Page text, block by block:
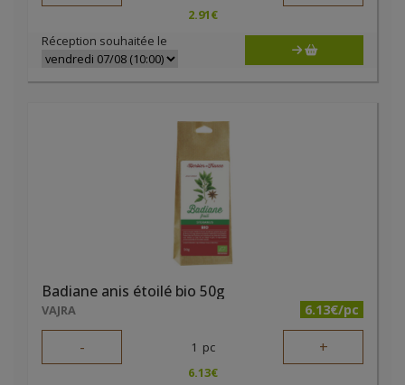
2.91€
Réception souhaitée le
Badiane anis étoilé bio 50g
VAJRA 6.13€/pc
- 1 pc +
6.13€